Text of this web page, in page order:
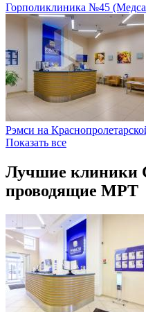
Горполиклиника №45
Рэмси на
Показать все
Лучшие клиники
проводящие МРТ